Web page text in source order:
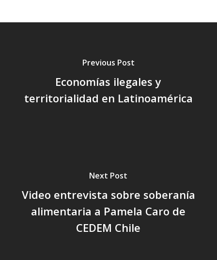
Previous Post
Economías ilegales y
territorialidad en Latinoamérica
Next Post
Video entrevista sobre soberanía
alimentaria a Pamela Caro de
CEDEM Chile